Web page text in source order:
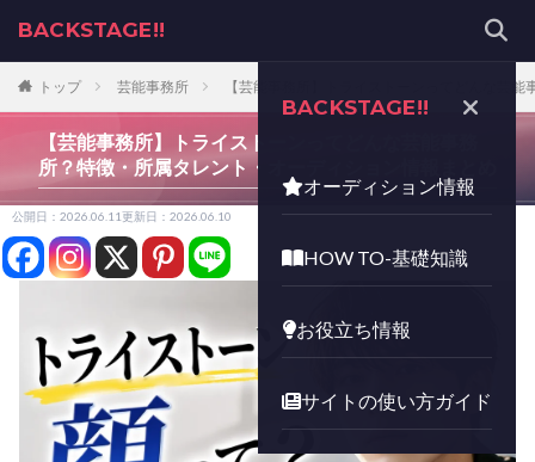
BACKSTAGE!!
BACKSTAGE!!
オーディション情報
HOW TO-基礎知識
お役立ち情報
サイトの使い方ガイド
トップ 芸能事務所 【芸能事務所】トライストーンってどんな芸
【芸能事務所】トライストーンってどんな芸能事務
所？特徴・所属タレント・オーディション情報まとめ
公開日：2026.06.11更新日：2026.06.10